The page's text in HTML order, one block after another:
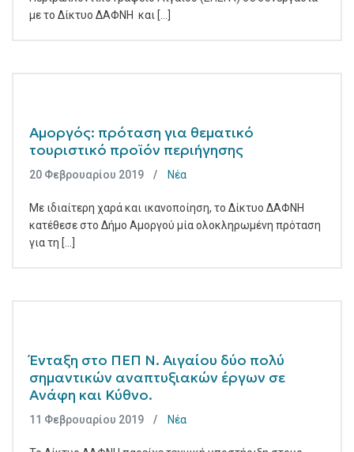
με το Δίκτυο ΔΑΦΝΗ και [...]
Αμοργός: πρόταση για θεματικό
τουριστικό προϊόν περιήγησης
20 Φεβρουαρίου 2019 Νέα
Με ιδιαίτερη χαρά και ικανοποίηση, το Δίκτυο ΔΑΦΝΗ
κατέθεσε στο Δήμο Αμοργού μία ολοκληρωμένη πρόταση
για τη [...]
Ένταξη στο ΠΕΠ Ν. Αιγαίου δύο πολύ
σημαντικών αναπτυξιακών έργων σε
Ανάφη και Κύθνο.
11 Φεβρουαρίου 2019 Νέα